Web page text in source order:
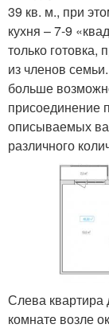
39 кв. м., при
кухня – 7-9
только
из членов
больше
присоединение
описываемых
различного
Слева квартира
комнате возле